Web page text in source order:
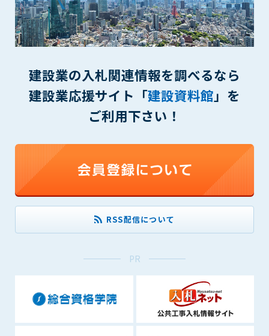
建設業の入札関連情報を調べるなら
建設業応援サイト「建設資料館」を
ご利用下さい！
RSS配信について
PR
(2) 第三者または管理者の財産、プライバシー等を侵害する行
為
(3) 第三者または管理者を誹謗中傷する行為
(4) 有害なコンピュータプログラム等を送信又は書き込む行為
(6) 管理者が承認していない営利を目的とした行為
(7) 公序良俗に反する行為
(8) 犯罪的行為に結びつく行為
(9) その他、法律に反する行為
を、営利を目的として第三者に転売し、または転売のため
に第三者に提供すること
第7条（登録内容の削除）
管理者は、会員が登録した内容が以下に該当する、またはその
恐れのあるものは、会員の承諾なく削除できるものとします。
(1) 登録されている情報が、第6条の定める禁止事項に該当する
(3) 広告掲載料金の支払が遅延した場合
(4) その他、管理者が不適当と判断した場合
第8条（サービスの変更・中止等）
管理者は、会員の承諾なく、本サービス内容の変更(新規追加、